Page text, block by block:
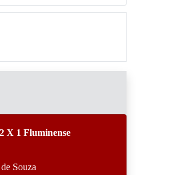
X 1 Fluminense
Souza